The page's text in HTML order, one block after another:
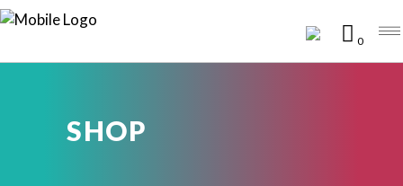
0
SHOP